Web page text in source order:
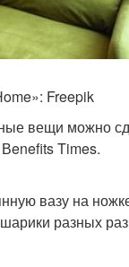
Freepik
вещи можно
Times.
вазу на
разных